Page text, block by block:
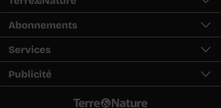
Abonnements
Services
Publicité